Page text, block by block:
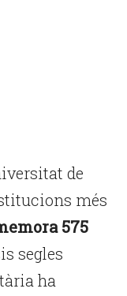
de
més
575
segles
ha